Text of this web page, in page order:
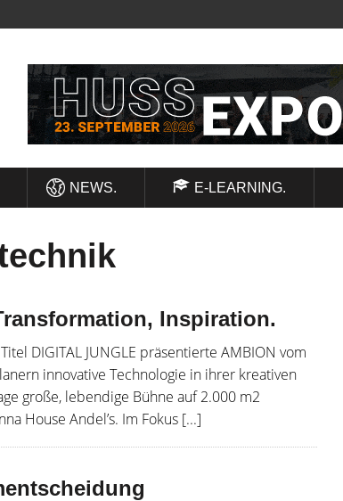
NEWS. E-LEARNING.
Inspiration.
DIGITAL JUNGLE präsentierte AMBION vom
innovative Technologie in ihrer kreativen
große, lebendige Bühne auf 2.000 m2
House Andel’s. Im Fokus [...]